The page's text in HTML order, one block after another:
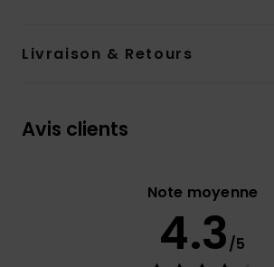
Livraison & Retours
Avis clients
Note moyenne
4.3/5